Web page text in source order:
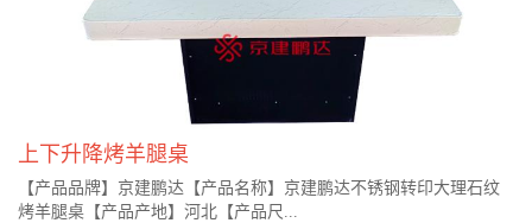
上下升降烤羊腿桌
【产品品牌】京建鹏达【产品名称】京建鹏达不锈钢转印大理石纹
烤羊腿桌【产品产地】河北【产品尺...